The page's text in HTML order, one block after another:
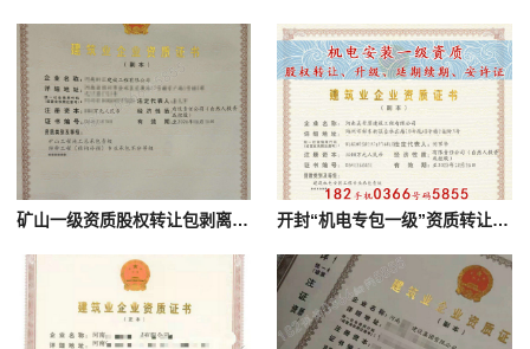
矿山一级资质股权转让包剥离可出函澄 开封“机电专包一级”资质转让,开封“机电安装一级”资质转让